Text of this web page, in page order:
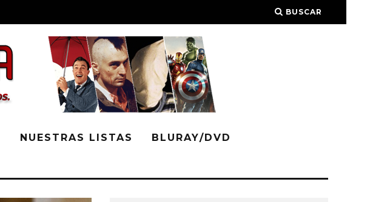
BUSCAR
NUESTRAS LISTAS BLURAY/DVD